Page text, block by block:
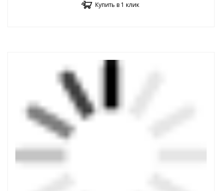
Купить в 1 клик